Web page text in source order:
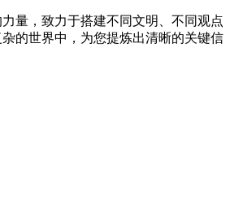
量，致力于搭建不同文明、不同观点
的世界中，为您提炼出清晰的关键信